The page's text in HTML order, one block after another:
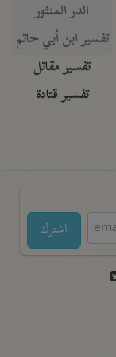
الدر المنثور
تفسير ابن أبي حاتم
تفسير مقاتل
تفسير قتادة
اشترك